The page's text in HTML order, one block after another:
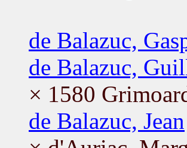
de Balazuc,
de Balazuc,
× 1580
de Balazuc, Jean